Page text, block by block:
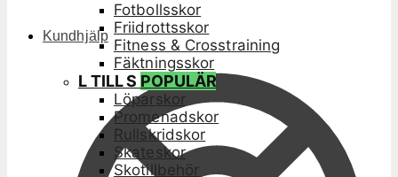
Kundhjälp
Fotbollsskor
Friidrottsskor
Fitness & Crosstraining
Fäktningsskor
L TILL S POPULÄR
Löparskor
Promenadskor
Rullskridskor
Skateskor
Skotillbehör